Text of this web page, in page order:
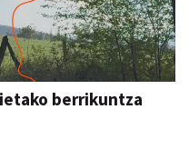
berrikuntza